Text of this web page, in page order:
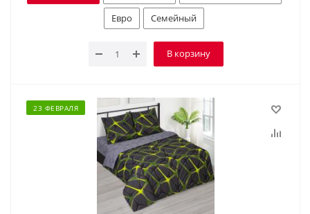
Евро
Семейный
В корзину
23 ФЕВРАЛЯ